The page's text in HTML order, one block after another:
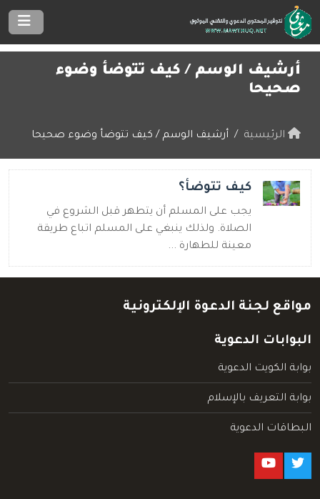
أرشيف الوسم / كيف تتوضأ وضوء
صحيحا
الرئيسية أرشيف الوسم / كيف تتوضأ وضوء صحيحا
كيف تتوضأ؟
يجب على المسلم أن يتطهر قبل الشروع في
الصلاة. ولذلك ينبغي على المسلم اتباع طريقة
معينة للطهارة ...
مواقع لجنة الدعوة الإلكترونية
البوابات الدعوية
بوابة الكويت الدعوية
بوابة التعريف بالإسلام
البطاقات الدعوية